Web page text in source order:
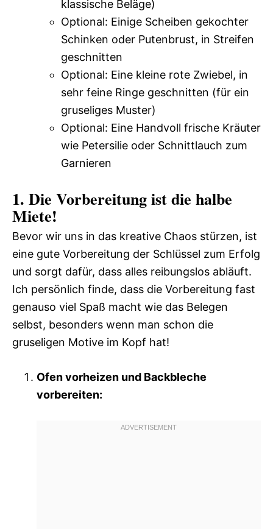
klassische Beläge)
Optional: Einige Scheiben gekochter
Schinken oder Putenbrust, in Streifen
geschnitten
Optional: Eine kleine rote Zwiebel, in
sehr feine Ringe geschnitten (für ein
gruseliges Muster)
Optional: Eine Handvoll frische Kräuter
wie Petersilie oder Schnittlauch zum
Garnieren
1. Die Vorbereitung ist die halbe
Miete!
Bevor wir uns in das kreative Chaos stürzen, ist
eine gute Vorbereitung der Schlüssel zum Erfolg
und sorgt dafür, dass alles reibungslos abläuft.
Ich persönlich finde, dass die Vorbereitung fast
genauso viel Spaß macht wie das Belegen
selbst, besonders wenn man schon die
gruseligen Motive im Kopf hat!
Ofen vorheizen und Backbleche
vorbereiten: